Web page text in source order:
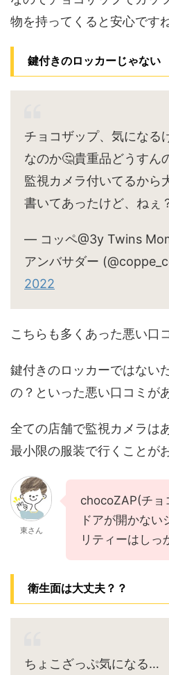
物を持ってくると安心ですね
鍵付きのロッカーじゃない
チョコザップ、気になる
なのか🤔貴重品どうすん
監視カメラ付いてるから
書いてあったけど、ねぇ
— コッペ@3y Twins
アンバサダー
2022
こちらも多くあった悪い口
鍵付きのロッカーではない
の？といった悪い口コミが
全ての店舗で監視カメラは
最小限の服装で行くことが
東さん
chocoZAP(チョ
ドアが開かない
リティーはしっ
衛生面は大丈夫？？
ちょこざっぷ気になる…